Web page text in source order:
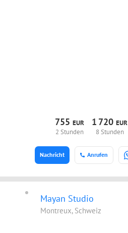
755EUR
2 Stunden
1 720 EUR
8 Stunden
Anrufen
Nachricht
Mayan Studio
Montreux, Schweiz